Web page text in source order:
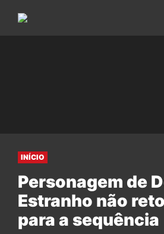
INÍCIO
Personagem de
Estranho não
para a sequência